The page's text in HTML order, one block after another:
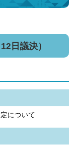
日議決）
について